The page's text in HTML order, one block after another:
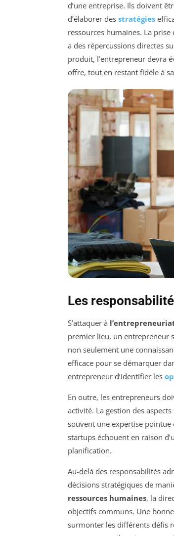
d’une entreprise. Ils doivent
d’élaborer des stratégies
ressources humaines. La
a des répercussions directes
produit, l’entrepreneur devra
offre, tout en restant fidèle à
Les
S’attaquer à
premier lieu, un entrepreneur
non seulement une
efficace pour se démarquer
entrepreneur d’identifier les
En outre, les entrepreneurs
activité. La gestion des aspects
souvent une expertise pointue
startups échouent en raison
planification.
Au-delà des responsabilités
décisions stratégiques de
ressources humaines, la
objectifs communs. Une
surmonter les différents défis